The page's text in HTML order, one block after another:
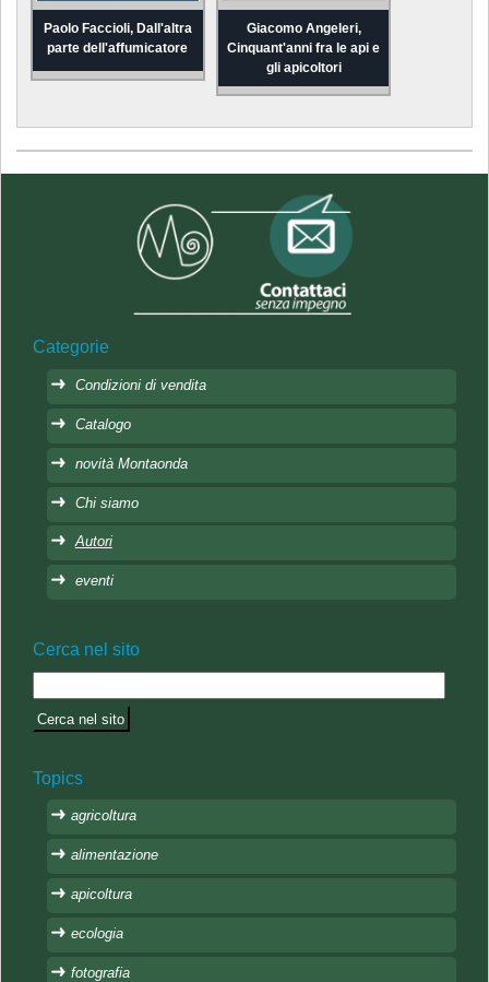
Paolo Faccioli, Dall'altra
parte dell'affumicatore
Giacomo Angeleri,
Cinquant'anni fra le api e
gli apicoltori
Categorie
Condizioni di vendita
Catalogo
novità Montaonda
Chi siamo
Autori
eventi
Cerca nel sito
Topics
agricoltura
alimentazione
apicoltura
ecologia
fotografia